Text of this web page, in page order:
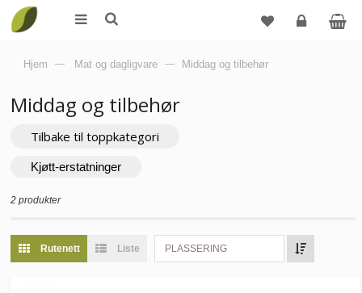
Hjem — Mat og dagligvare — Middag og tilbehør
Middag og tilbehør
Tilbake til toppkategori
Kjøtt-erstatninger
2 produkter
Rutenett Liste PLASSERING